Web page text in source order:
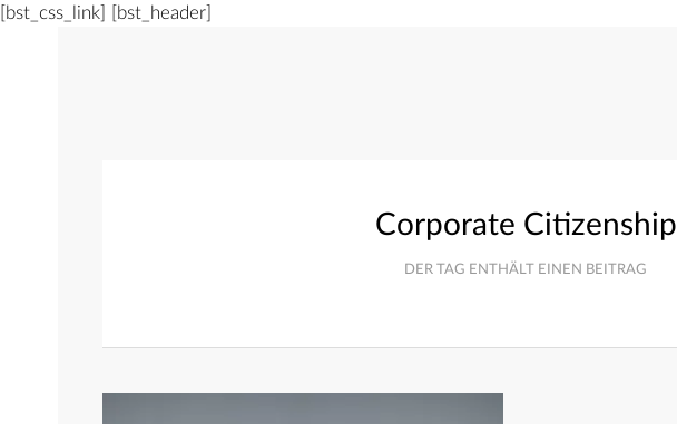
[bst_css_link] [bst_header]
Corporate Citizenship
DER TAG ENTHÄLT EINEN BEITRAG